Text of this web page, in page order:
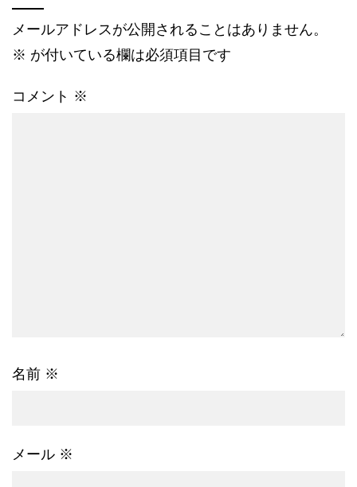
メールアドレスが公開されることはありません。
※ が付いている欄は必須項目です
コメント ※
名前 ※
メール ※